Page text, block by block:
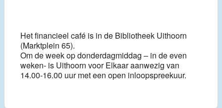
Het financieel café is in de Bibliotheek Uithoorn
(Marktplein 65).
Om de week op donderdagmiddag – in de even
weken- is Uithoorn voor Elkaar aanwezig van
14.00-16.00 uur met een open inloopspreekuur.